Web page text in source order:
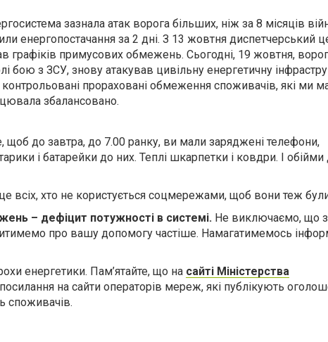
зазнала атак ворога більших, ніж за 8 місяців
енергопостачання за 2 дні. З 13 жовтня диспетчерський
графіків примусових обмежень. Сьогодні, 19 жовтня,
бою з ЗСУ, знову атакував цивільну енергетичну
прораховані обмеження споживачів, які ми
збалансовано.
щоб до завтра, до 7.00 ранку, ви мали заряджені телефони,
і батарейки до них. Теплі шкарпетки і ковдри. І обійми
всіх, хто не користується соцмережами, щоб вони теж були
– дефіцит потужності в системі. Не виключаємо, що з
про вашу допомогу частіше. Намагатимемось
енергетики. Пам’ятайте, що на сайті Міністерства
на сайти операторів мереж, які публікують
споживачів.